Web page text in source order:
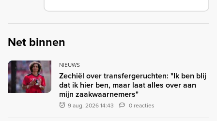
Net binnen
NIEUWS
Zechiël over transfergeruchten: "Ik ben blij
dat ik hier ben, maar laat alles over aan
mijn zaakwaarnemers"
9 aug. 2026 14:43 0 reacties